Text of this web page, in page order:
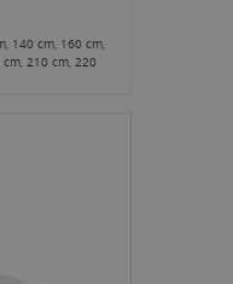
140 cm, 160 cm,
210 cm, 220